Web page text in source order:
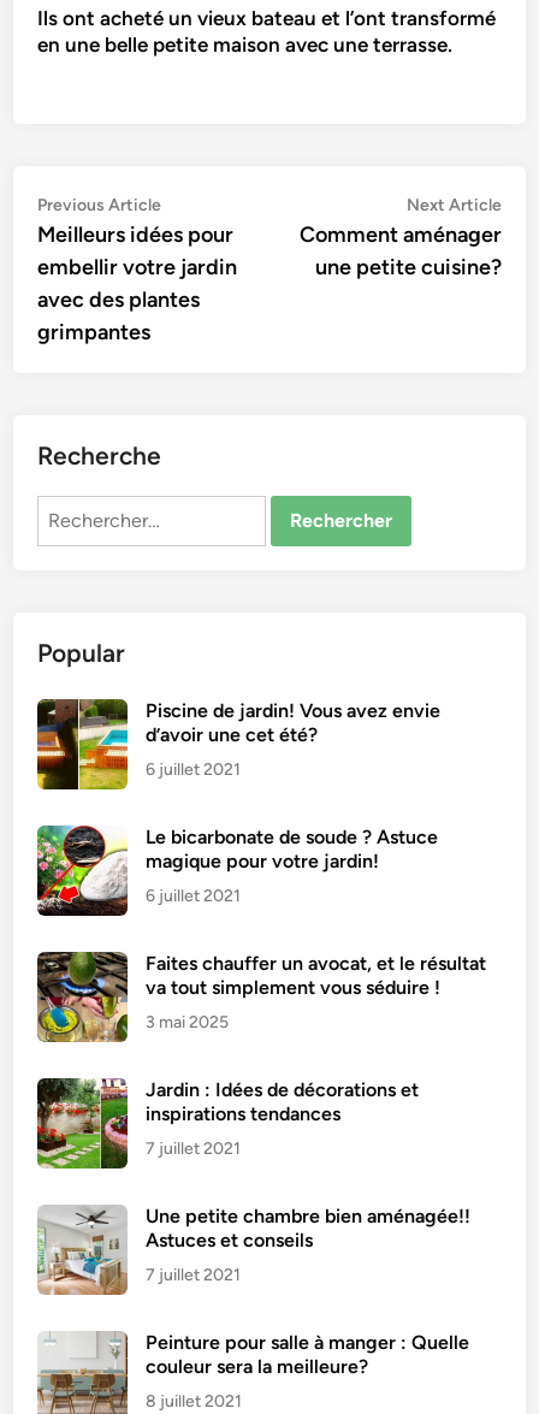
Ils ont acheté un vieux bateau et l’ont transformé
en une belle petite maison avec une terrasse.
Navigation
de
l’article
Previous ArticlePrevious
article:
Meilleurs idées pour
embellir votre jardin
avec des plantes
grimpantes
Next Article
Comment aménager
une petite cuisine?
Recherche
Rechercher :
Popular
Piscine de jardin! Vous avez envie
d’avoir une cet été?
6 juillet 2021
Le bicarbonate de soude ? Astuce
magique pour votre jardin!
6 juillet 2021
Faites chauffer un avocat, et le résultat
va tout simplement vous séduire !
3 mai 2025
Jardin : Idées de décorations et
inspirations tendances
7 juillet 2021
Une petite chambre bien aménagée!!
Astuces et conseils
7 juillet 2021
Peinture pour salle à manger : Quelle
couleur sera la meilleure?
8 juillet 2021